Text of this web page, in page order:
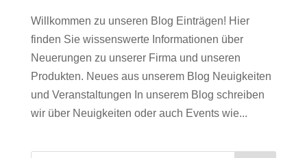
Willkommen zu unseren Blog Einträgen! Hier
finden Sie wissenswerte Informationen über
Neuerungen zu unserer Firma und unseren
Produkten. Neues aus unserem Blog Neuigkeiten
und Veranstaltungen In unserem Blog schreiben
wir über Neuigkeiten oder auch Events wie...